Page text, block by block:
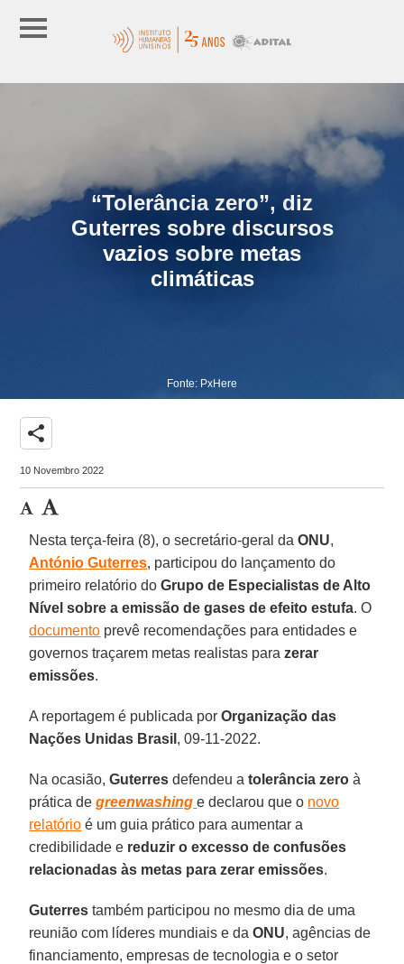
“Tolerância zero”, diz
Guterres sobre discursos
vazios sobre metas
climáticas
Fonte: PxHere
share
10 Novembro 2022
Nesta terça-feira (8), o secretário-geral daONU,
António Guterres, participou do lançamento do
primeiro relatório doGrupo de Especialistas de Alto
Nível sobre a emissão de gases de efeito estufa. O
documento prevê recomendações para entidades e
governos traçarem metas realistas parazerar
emissões.
A reportagem é publicada porOrganização das
Nações Unidas Brasil , 09-11-2022.
Na ocasião,Guterres defendeu atolerância zero à
prática degreenwashing e declarou que o novo
relatório é um guia prático para aumentar a
credibilidade e reduzir o excesso de confusões
relacionadas às metas para zerar emissões.
Guterres também participou no mesmo dia de uma
reunião com líderes mundiais e daONU, agências de
financiamento, empresas de tecnologia e o setor